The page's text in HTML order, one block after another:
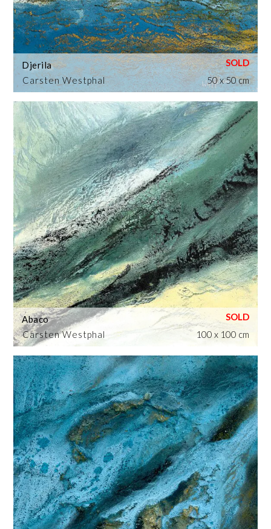
Carsten Westphal
Djerila
50 x 50 cm
Carsten Westphal
Abaco
100 x 100 cm